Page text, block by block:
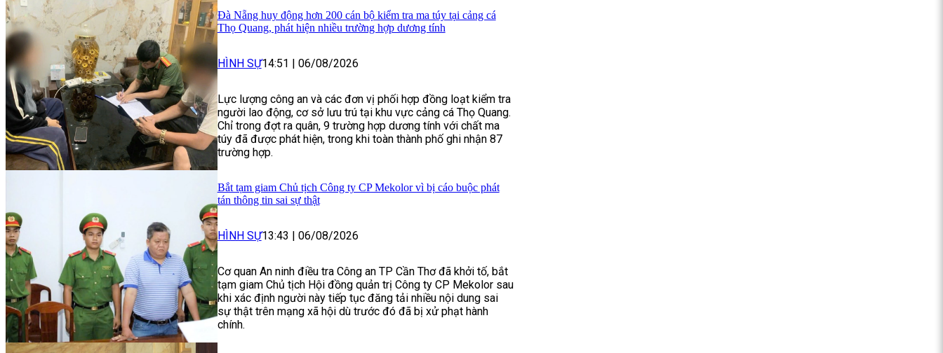
Đà Nẵng huy động hơn 200 cán bộ kiểm tra ma túy tại cảng cá
Thọ Quang, phát hiện nhiều trường hợp dương tính
HÌNH SỰ14:51 | 06/08/2026
Lực lượng công an và các đơn vị phối hợp đồng loạt kiểm tra
người lao động, cơ sở lưu trú tại khu vực cảng cá Thọ Quang.
Chỉ trong đợt ra quân, 9 trường hợp dương tính với chất ma
túy đã được phát hiện, trong khi toàn thành phố ghi nhận 87
trường hợp.
Bắt tạm giam Chủ tịch Công ty CP Mekolor vì bị cáo buộc phát
tán thông tin sai sự thật
HÌNH SỰ13:43 | 06/08/2026
Cơ quan An ninh điều tra Công an TP Cần Thơ đã khởi tố, bắt
tạm giam Chủ tịch Hội đồng quản trị Công ty CP Mekolor sau
khi xác định người này tiếp tục đăng tải nhiều nội dung sai
sự thật trên mạng xã hội dù trước đó đã bị xử phạt hành
chính.